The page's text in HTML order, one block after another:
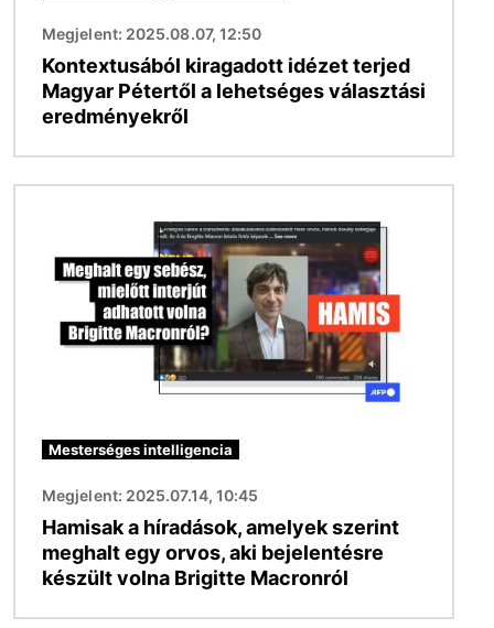
Megjelent: 2025.08.07, 12:50
Kontextusából kiragadott idézet terjed
Magyar Pétertől a lehetséges választási
eredményekről
Mesterséges intelligencia
Megjelent: 2025.07.14, 10:45
Hamisak a híradások, amelyek szerint
meghalt egy orvos, aki bejelentésre
készült volna Brigitte Macronról